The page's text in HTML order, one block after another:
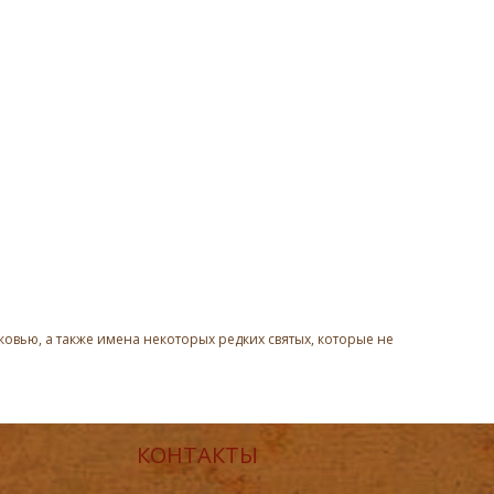
а также имена некоторых редких святых, которые не
КОНТАКТЫ